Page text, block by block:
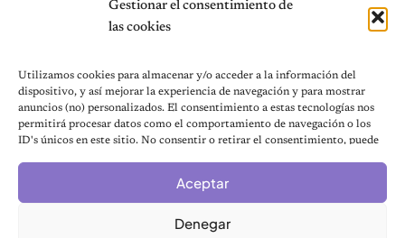
Gestionar el consentimiento de
las cookies
Utilizamos cookies para almacenar y/o acceder a la información del
dispositivo, y así mejorar la experiencia de navegación y para mostrar
anuncios (no) personalizados. El consentimiento a estas tecnologías nos
permitirá procesar datos como el comportamiento de navegación o los
ID's únicos en este sitio. No consentir o retirar el consentimiento, puede
Aceptar
Denegar
Contacto
★ Asóciate con Nosotros ★
Política de Privacidad